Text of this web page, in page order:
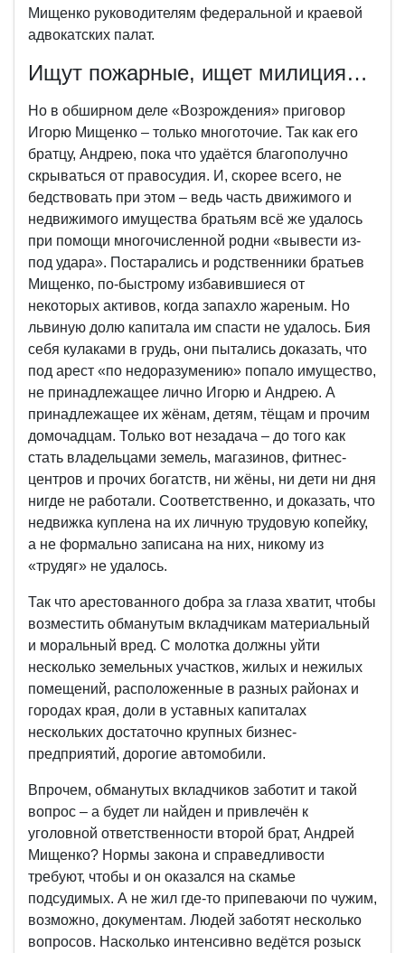
Мищенко руководителям федеральной и краевой
адвокатских палат.
Ищут пожарные, ищет милиция…
Но в обширном деле «Возрождения» приговор
Игорю Мищенко – только многоточие. Так как его
братцу, Андрею, пока что удаётся благополучно
скрываться от правосудия. И, скорее всего, не
бедствовать при этом – ведь часть движимого и
недвижимого имущества братьям всё же удалось
при помощи многочисленной родни «вывести из-
под удара». Постарались и родственники братьев
Мищенко, по-быстрому избавившиеся от
некоторых активов, когда запахло жареным. Но
львиную долю капитала им спасти не удалось. Бия
себя кулаками в грудь, они пытались доказать, что
под арест «по недоразумению» попало имущество,
не принадлежащее лично Игорю и Андрею. А
принадлежащее их жёнам, детям, тёщам и прочим
домочадцам. Только вот незадача – до того как
стать владельцами земель, магазинов, фитнес-
центров и прочих богатств, ни жёны, ни дети ни дня
нигде не работали. Соответственно, и доказать, что
недвижка куплена на их личную трудовую копейку,
а не формально записана на них, никому из
«трудяг» не удалось.
Так что арестованного добра за глаза хватит, чтобы
возместить обманутым вкладчикам материальный
и моральный вред. С молотка должны уйти
несколько земельных участков, жилых и нежилых
помещений, расположенные в разных районах и
городах края, доли в уставных капиталах
нескольких достаточно крупных бизнес-
предприятий, дорогие автомобили.
Впрочем, обманутых вкладчиков заботит и такой
вопрос – а будет ли найден и привлечён к
уголовной ответственности второй брат, Андрей
Мищенко? Нормы закона и справедливости
требуют, чтобы и он оказался на скамье
подсудимых. А не жил где-то припеваючи по чужим,
возможно, документам. Людей заботят несколько
вопросов. Насколько интенсивно ведётся розыск